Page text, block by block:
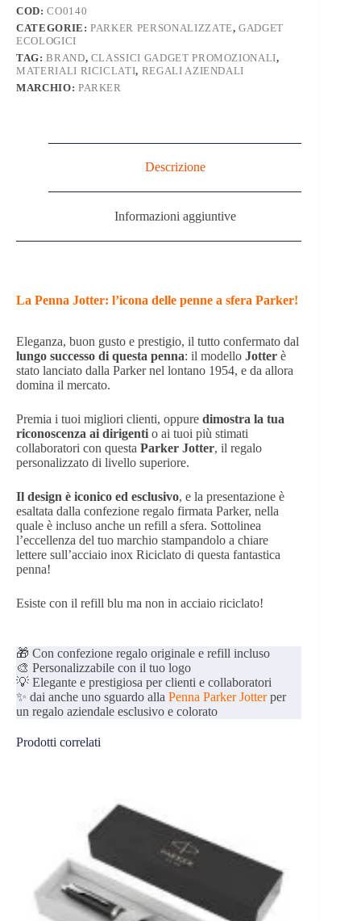
COD:CO0140
CATEGORIE:PARKER PERSONALIZZATE,GADGET
ECOLOGICI
TAG:BRAND, CLASSICI GADGET PROMOZIONALI,
MATERIALI RICICLATI, REGALI AZIENDALI
MARCHIO: PARKER
Descrizione
Informazioni aggiuntive
La Penna Jotter: l’icona delle penne a sfera Parker!
Eleganza, buon gusto e prestigio, il tutto confermato dal
lungo successo di questa penna: il modello Jotter è
stato lanciato dalla Parker nel lontano 1954, e da allora
domina il mercato.
Premia i tuoi migliori clienti, oppure dimostra la tua
riconoscenza ai dirigenti o ai tuoi più stimati
collaboratori con questa Parker Jotter, il regalo
personalizzato di livello superiore.
Il design è iconico ed esclusivo, e la presentazione è
esaltata dalla confezione regalo firmata Parker, nella
quale è incluso anche un refill a sfera. Sottolinea
l’eccellenza del tuo marchio stampandolo a chiare
lettere sull’acciaio inox Riciclato di questa fantastica
penna!
Esiste con il refill blu ma non in acciaio riciclato!
🎁 Con confezione regalo originale e refill incluso
🎨 Personalizzabile con il tuo logo
💡 Elegante e prestigiosa per clienti e collaboratori
✨ dai anche uno sguardo alla Penna Parker Jotterper
un regalo aziendale esclusivo e colorato
Prodotti correlati